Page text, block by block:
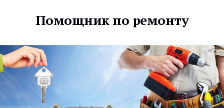
Помощник по ремонту